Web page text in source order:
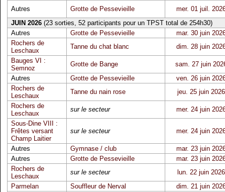
Autres Grotte de Pessevieille
mer. 01 juil.
JUIN 2026(23 sorties, 52 participants pour un TPST total de 254h30)
Autres
Grotte de Pessevieille
mar. 30 juin
Rochers de
Leschaux
Tanne du chat blanc
dim. 28 juin
Bauges VI :
Semnoz
Grotte de Bange
sam. 27 juin
Autres
Grotte de Pessevieille
ven. 26 juin
Rochers de
Leschaux
Tanne du nain rose
jeu. 25 juin 2026
Rochers de
Leschaux
sur le secteur
mer. 24 juin
Sous-Dine VIII :
Frêtes versant
Champ Laitier
sur le secteur mer. 24 juin
Autres Gymnase / club
mar. 23 juin
Autres
Grotte de Pessevieille
mar. 23 juin
Rochers de
Leschaux
sur le secteur
lun. 22 juin 2026
Parmelan
Souffleur de Nerval
dim. 21 juin